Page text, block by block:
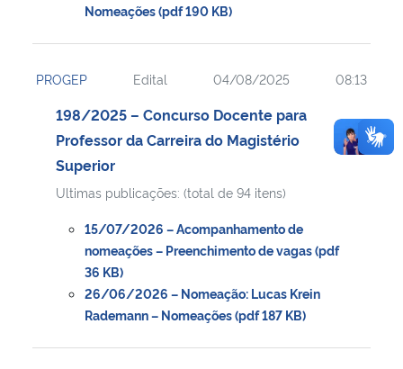
Nomeações (pdf 190 KB)
PROGEP Edital 04/08/2025 08:13
198/2025 – Concurso Docente para
Professor da Carreira do Magistério
Superior
Ultimas publicações: (total de 94 itens)
15/07/2026 – Acompanhamento de
nomeações – Preenchimento de vagas (pdf
36 KB)
26/06/2026 – Nomeação: Lucas Krein
Rademann – Nomeações (pdf 187 KB)